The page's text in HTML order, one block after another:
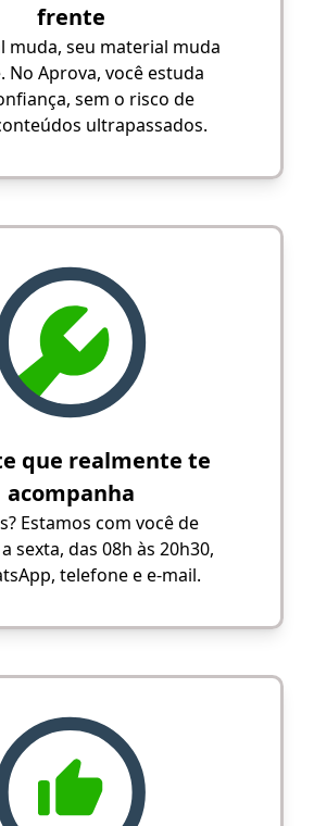
frente
muda, seu material muda
No Aprova, você estuda
sem o risco de
ultrapassados.
que realmente te
acompanha
Estamos com você de
sexta, das 08h às 20h30,
telefone e e-mail.